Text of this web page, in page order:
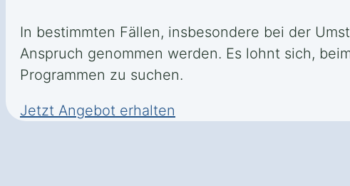
In bestimmten Fällen, insbesondere bei der
Anspruch genommen werden. Es lohnt sich,
Programmen zu suchen.
Jetzt Angebot erhalten